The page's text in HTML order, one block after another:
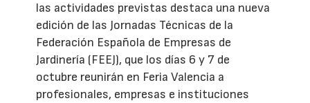
las actividades previstas destaca una nueva
edición de las Jornadas Técnicas de la
Federación Española de Empresas de
Jardinería (FEEJ), que los días 6 y 7 de
octubre reunirán en Feria Valencia a
profesionales, empresas e instituciones